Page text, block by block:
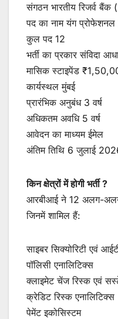
संगठन भारतीय रिजर्व बैंक
पद का नाम यंग
कुल पद 12
भर्ती का प्रकार संविदा
मासिक स्टाइपेंड
कार्यस्थल मुंबई
प्रारंभिक अनुबंध 3 वर्ष
अधिकतम अवधि 5 वर्ष
आवेदन का माध्यम ईमेल
अंतिम तिथि 6 जुलाई
किन क्षेत्रों में होगी भर्ती ?
आरबीआई ने 12 अलग-अलग
जिनमें शामिल हैं:
साइबर सिक्योरिटी एवं
पॉलिसी एनालिटिक्स
क्लाइमेट चेंज रिस्क एवं
क्रेडिट रिस्क एनालिटिक्स
पेमेंट इकोसिस्टम